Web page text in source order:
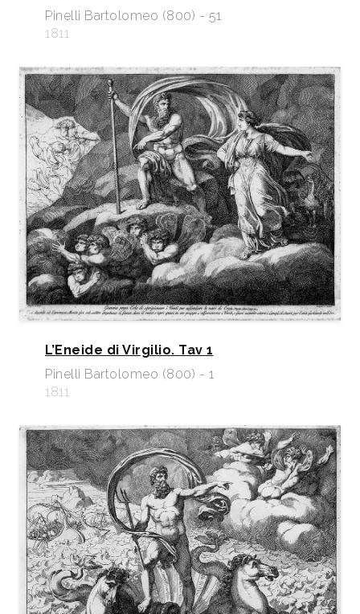
Pinelli Bartolomeo (800) - 51
1811
L’Eneide di Virgilio. Tav 1
Pinelli Bartolomeo (800) - 1
1811